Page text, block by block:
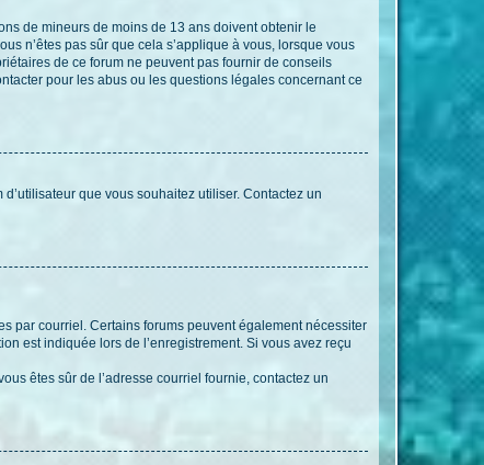
de mineurs de moins de 13 ans doivent obtenir le
n’êtes pas sûr que cela s’applique à vous, lorsque vous
de ce forum ne peuvent pas fournir de conseils
pour les abus ou les questions légales concernant ce
que vous souhaitez utiliser. Contactez un
par courriel. Certains forums peuvent également nécessiter
est indiquée lors de l’enregistrement. Si vous avez reçu
êtes sûr de l’adresse courriel fournie, contactez un